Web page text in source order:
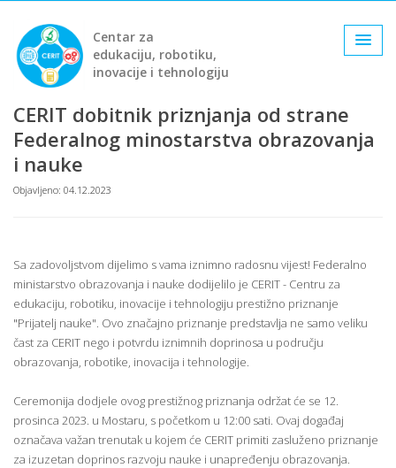
Centar za
edukaciju, robotiku,
inovacije i tehnologiju
CERIT dobitnik priznjanja od strane
Federalnog minostarstva obrazovanja
i nauke
Objavljeno: 04.12.2023
Sa zadovoljstvom dijelimo s vama iznimno radosnu vijest! Federalno
ministarstvo obrazovanja i nauke dodijelilo je CERIT - Centru za
edukaciju, robotiku, inovacije i tehnologiju prestižno priznanje
"Prijatelj nauke". Ovo značajno priznanje predstavlja ne samo veliku
čast za CERIT nego i potvrdu iznimnih doprinosa u području
obrazovanja, robotike, inovacija i tehnologije.
Ceremonija dodjele ovog prestižnog priznanja održat će se 12.
prosinca 2023. u Mostaru, s početkom u 12:00 sati. Ovaj događaj
označava važan trenutak u kojem će CERIT primiti zasluženo priznanje
za izuzetan doprinos razvoju nauke i unapređenju obrazovanja.